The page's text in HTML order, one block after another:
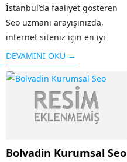
İstanbul’da faaliyet gösteren
Seo uzmanı arayışınızda,
internet siteniz için en iyi
çözümleri üretecek
profesyonel hizmete
firmamızın müşterilerine
sunduğu desteklerden
yararlanarak ulaşabilirsiniz.
Firmamızın profesyonel olarak
hizmetler arasında yer alan
DEVAMINI OKU →
Bolvadin Kurumsal Seo